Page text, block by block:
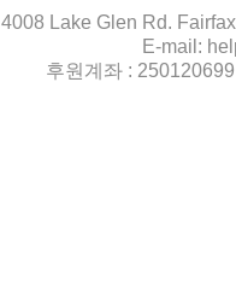
4008 Lake Glen Rd.
E-mail:
후원계좌 :